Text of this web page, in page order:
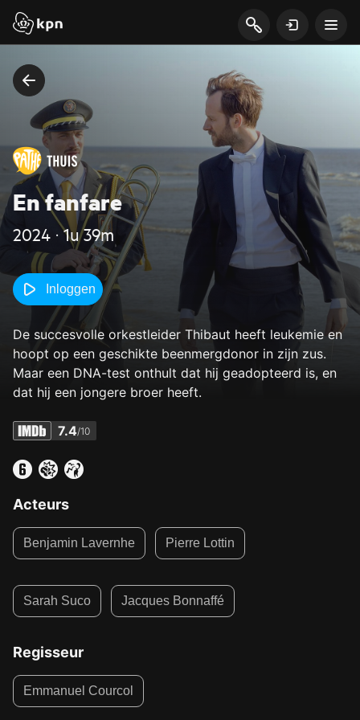
En fanfare
2024 ‧ 1u 39m
Inloggen
De succesvolle orkestleider Thibaut heeft leukemie en
hoopt op een geschikte beenmergdonor in zijn zus.
Maar een DNA-test onthult dat hij geadopteerd is, en
dat hij een jongere broer heeft.
7.4/10
Acteurs
Benjamin Lavernhe Pierre Lottin
Sarah Suco Jacques Bonnaffé
Regisseur
Emmanuel Courcol